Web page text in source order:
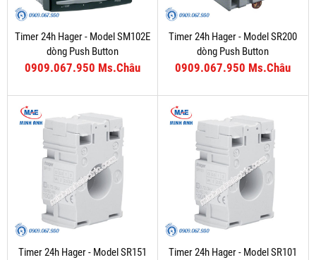
Timer 24h Hager - Model SM102E
dòng Push Button
0909.067.950 Ms.Châu
Timer 24h Hager - Model SR200
dòng Push Button
0909.067.950 Ms.Châu
Timer 24h Hager - Model SR151
Timer 24h Hager - Model SR101